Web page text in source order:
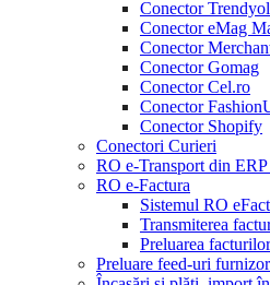
Conector Trendyol
Conector eMag
Conector
Conector Gomag
Conector Cel.ro
Conector
Conector Shopify
Conectori Curieri
RO e-Transport din
RO e-Factura
Sistemul RO
Transmiterea
Preluarea
Preluare feed-uri